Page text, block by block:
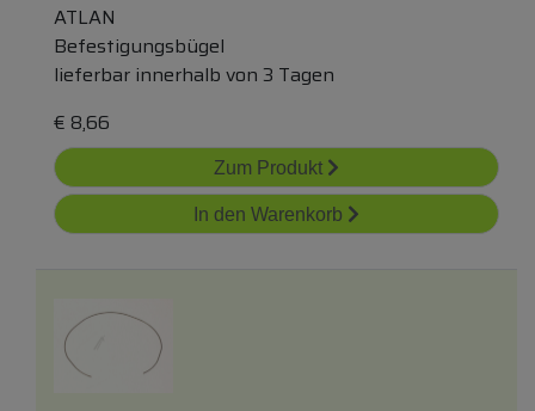
ATLAN
Befestigungsbügel
lieferbar innerhalb von 3 Tagen
€ 8,66
Zum Produkt
In den Warenkorb